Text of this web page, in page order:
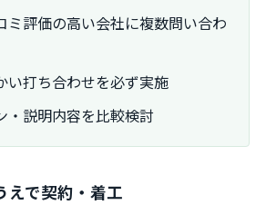
ミ評価の高い会社に複数問い合わ
い打ち合わせを必ず実施
・説明内容を比較検討
えで契約・着工